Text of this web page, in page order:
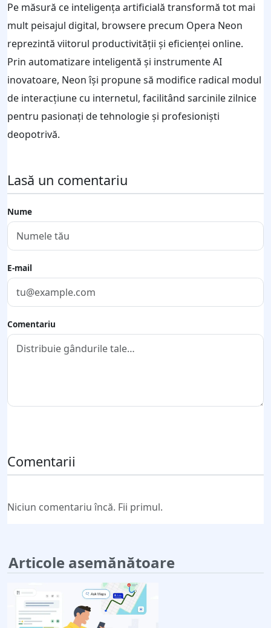
Pe măsură ce inteligența artificială transformă tot mai
mult peisajul digital, browsere precum Opera Neon
reprezintă viitorul productivității și eficienței online.
Prin automatizare inteligentă și instrumente AI
inovatoare, Neon își propune să modifice radical modul
de interacțiune cu internetul, facilitând sarcinile zilnice
pentru pasionați de tehnologie și profesioniști
deopotrivă.
Lasă un comentariu
Nume
E-mail
Comentariu
Comentarii
Niciun comentariu încă. Fii primul.
Articole asemănătoare